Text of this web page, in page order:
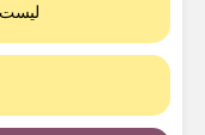
لیست